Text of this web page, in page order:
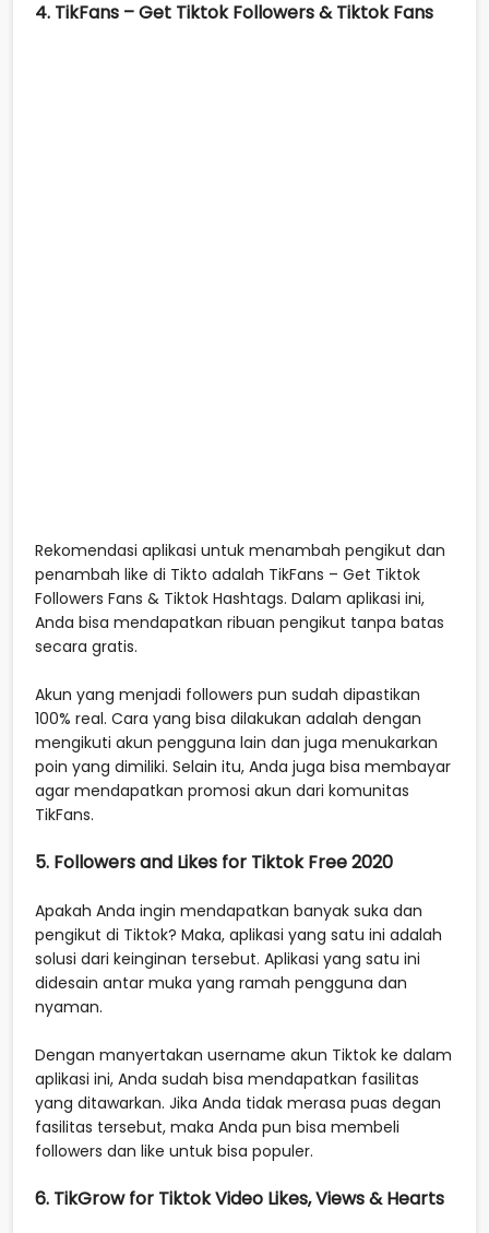
4. TikFans – Get Tiktok Followers & Tiktok Fans
Rekomendasi aplikasi untuk menambah pengikut dan
penambah like di Tikto adalah TikFans – Get Tiktok
Followers Fans & Tiktok Hashtags. Dalam aplikasi ini,
Anda bisa mendapatkan ribuan pengikut tanpa batas
secara gratis.
Akun yang menjadi followers pun sudah dipastikan
100% real. Cara yang bisa dilakukan adalah dengan
mengikuti akun pengguna lain dan juga menukarkan
poin yang dimiliki. Selain itu, Anda juga bisa membayar
agar mendapatkan promosi akun dari komunitas
TikFans.
5. Followers and Likes for Tiktok Free 2020
Apakah Anda ingin mendapatkan banyak suka dan
pengikut di Tiktok? Maka, aplikasi yang satu ini adalah
solusi dari keinginan tersebut. Aplikasi yang satu ini
didesain antar muka yang ramah pengguna dan
nyaman.
Dengan manyertakan username akun Tiktok ke dalam
aplikasi ini, Anda sudah bisa mendapatkan fasilitas
yang ditawarkan. Jika Anda tidak merasa puas degan
fasilitas tersebut, maka Anda pun bisa membeli
followers dan like untuk bisa populer.
6. TikGrow for Tiktok Video Likes, Views & Hearts